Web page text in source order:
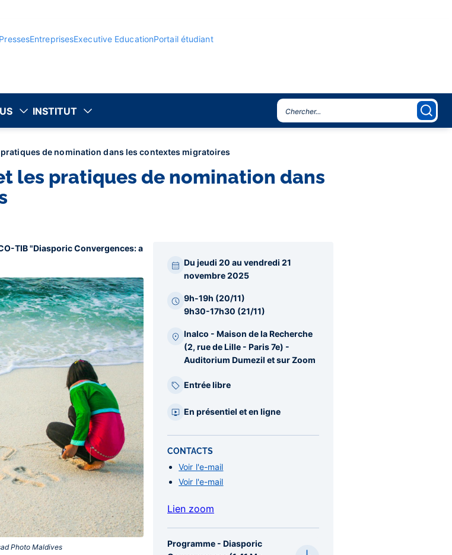
EntreprisesExecutive EducationPortail étudiant
INSTITUT
de nomination dans les contextes migratoires
les pratiques de nomination dans
TIB "Diasporic Convergences: a
Photo Maldives‎
Paragraphes
barre
latérale
Du jeudi 20 au vendredi 21
novembre 2025
9h-19h (20/11)
9h30-17h30 (21/11)
Inalco - Maison de la Recherche
(2, rue de Lille - Paris 7e) -
Auditorium Dumezil et sur Zoom
Entrée libre
En présentiel et en ligne
CONTACTS
Voir l'e-mail
Voir l'e-mail
Lien zoom
Programme - Diasporic